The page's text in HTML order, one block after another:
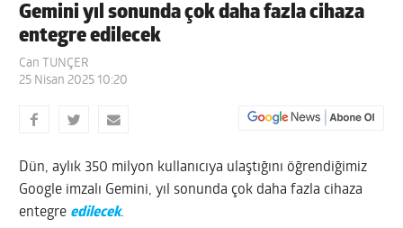
Gemini yıl sonunda çok daha fazla cihaza
entegre edilecek
Can TUNÇER
25 Nisan 2025 10:20
Dün, aylık 350 milyon kullanıcıya ulaştığını öğrendiğimiz
Google imzalı Gemini, yıl sonunda çok daha fazla cihaza
entegre edilecek.